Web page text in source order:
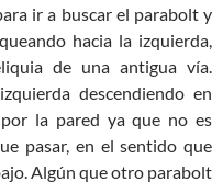
ir a buscar el parabolt y
hacia la izquierda,
de una antigua vía.
descendiendo en
la pared ya que no es
pasar, en el sentido que
Algún que otro parabolt